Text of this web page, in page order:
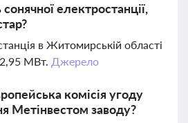
електростанції,
в Житомирській області
МВт. Джерело
комісія угоду
Метінвестом заводу?